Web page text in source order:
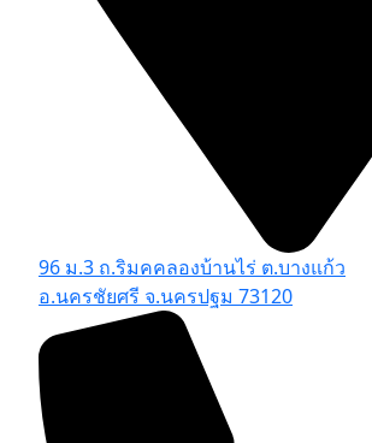
96 ม.3 ถ.ริมคคลองบ้านไร่ ต.บางแก้ว
อ.นครชัยศรี จ.นครปฐม 73120